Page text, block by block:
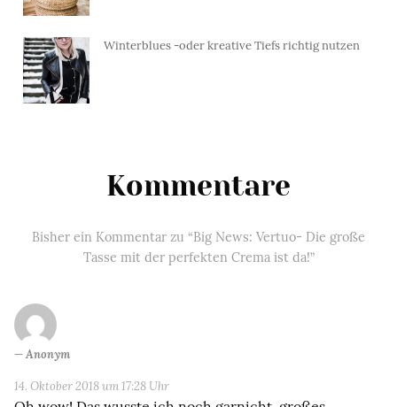
Winterblues -oder kreative Tiefs richtig nutzen
Kommentare
Bisher ein Kommentar zu “Big News: Vertuo- Die große
Tasse mit der perfekten Crema ist da!”
Anonym
14. Oktober 2018 um 17:28 Uhr